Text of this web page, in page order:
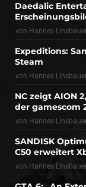
Daedalic
von Hannes
Expeditions:
Steam
von Hannes
NC zeigt AION
der gamescom
von Hannes
SANDISK
C50 erweitert
von Hannes